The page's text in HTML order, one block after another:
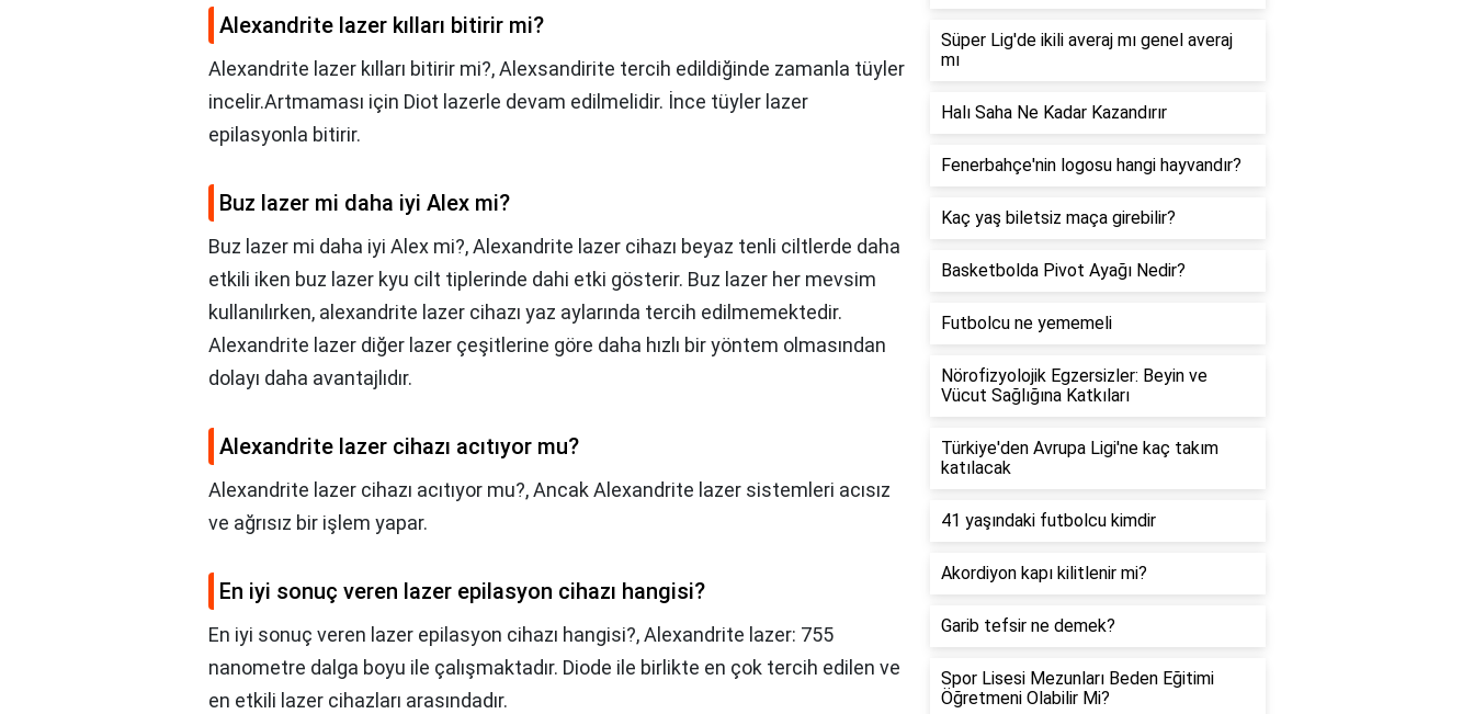
Alexandrite lazer kılları bitirir mi?
Alexandrite lazer kılları bitirir mi?,Alexsandirite tercih edildiğinde zamanla tüyler
incelir.Artmaması için Diot lazerle devam edilmelidir. İnce tüyler lazer
epilasyonla bitirir.
Buz lazer mi daha iyi Alex mi?
Buz lazer mi daha iyi Alex mi?,Alexandrite lazer cihazı beyaz tenli ciltlerde daha
etkili iken buz lazer kyu cilt tiplerinde dahi etki gösterir. Buz lazer her mevsim
kullanılırken, alexandrite lazer cihazı yaz aylarında tercih edilmemektedir.
Alexandrite lazer diğer lazer çeşitlerine göre daha hızlı bir yöntem olmasından
dolayı daha avantajlıdır.
Alexandrite lazer cihazı acıtıyor mu?
Alexandrite lazer cihazı acıtıyor mu?,Ancak Alexandrite lazer sistemleri acısız
ve ağrısız bir işlem yapar.
En iyi sonuç veren lazer epilasyon cihazı hangisi?
En iyi sonuç veren lazer epilasyon cihazı hangisi?,Alexandrite lazer: 755
nanometre dalga boyu ile çalışmaktadır. Diode ile birlikte en çok tercih edilen ve
en etkili lazer cihazları arasındadır.
Süper Lig'de ikili averaj mı genel averaj
mı
Halı Saha Ne Kadar Kazandırır
Fenerbahçe'nin logosu hangi hayvandır?
Kaç yaş biletsiz maça girebilir?
Basketbolda Pivot Ayağı Nedir?
Futbolcu ne yememeli
Nörofizyolojik Egzersizler: Beyin ve
Vücut Sağlığına Katkıları
Türkiye'den Avrupa Ligi'ne kaç takım
katılacak
41 yaşındaki futbolcu kimdir
Akordiyon kapı kilitlenir mi?
Garib tefsir ne demek?
Spor Lisesi Mezunları Beden Eğitimi
Öğretmeni Olabilir Mi?